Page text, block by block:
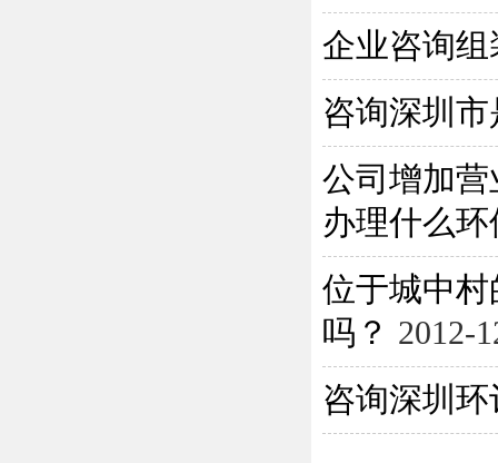
企业咨询
咨询深圳
公司增加
办理什么
位于城中
吗？ 2012-
咨询深圳